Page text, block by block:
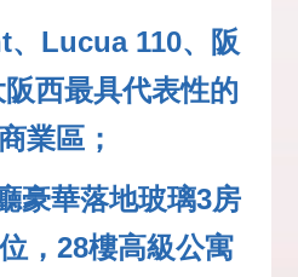
Lucua 110、阪
西最具代表性的
業區；
豪華落地玻璃3房
，28樓高級公寓